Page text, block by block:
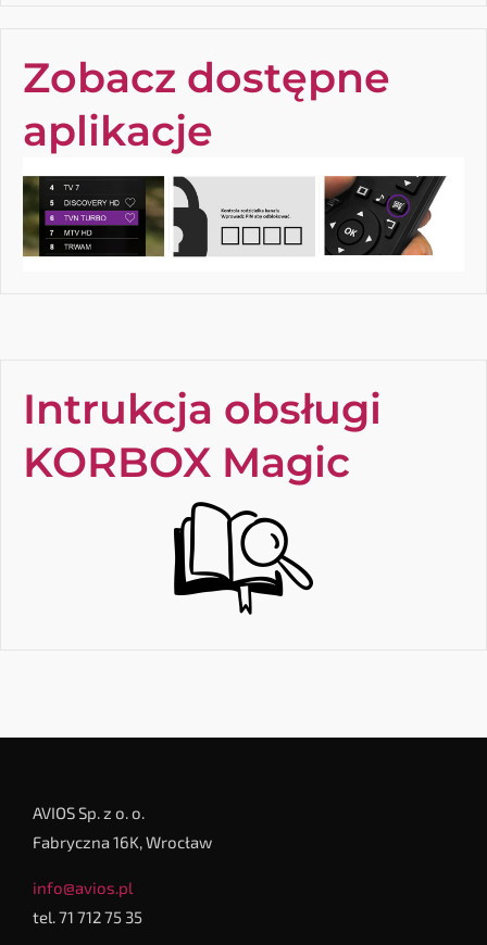
Zobacz dostępne
aplikacje
Intrukcja obsługi
KORBOX Magic
AVIOS Sp. z o. o.
Fabryczna 16K, Wrocław
info@avios.pl
tel. 71 712 75 35